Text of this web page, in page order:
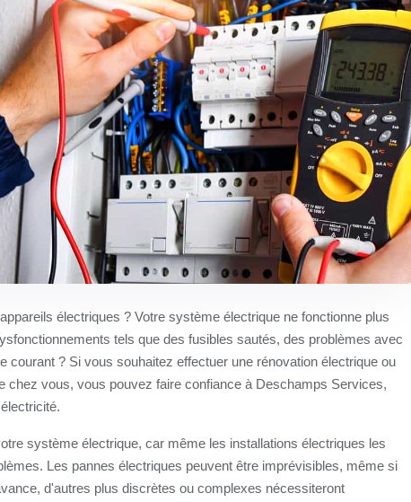
climatisation
électriques ? Votre système électrique ne fonctionne plus
tels que des fusibles sautés, des problèmes avec
courant ? Si vous souhaitez effectuer une rénovation électrique ou
chez vous, vous pouvez faire confiance à Deschamps Services,
système électrique, car même les installations électriques les
Les pannes électriques peuvent être imprévisibles, même si
d'autres plus discrètes ou complexes nécessiteront